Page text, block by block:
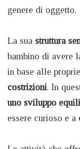
genere di oggetto.
La sua struttura
bambino di avere
in base alle
costrizioni. In
uno sviluppo
essere curioso e a